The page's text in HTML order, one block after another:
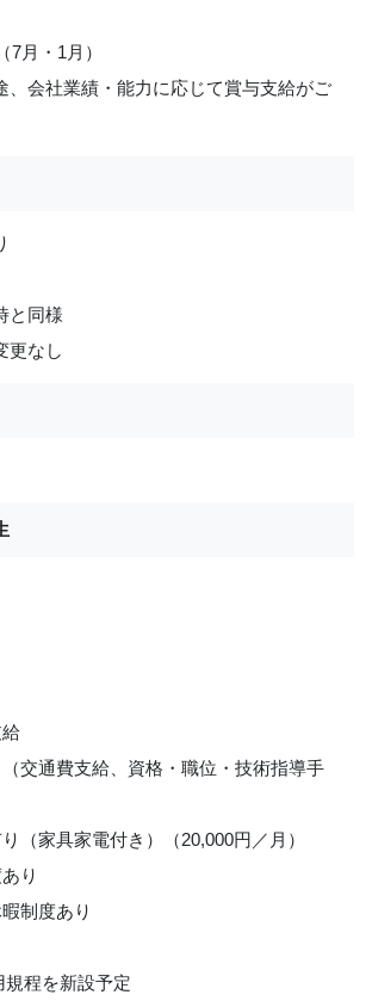
7月・1月）
会社業績・能力に応じて賞与支給がご
と同様
更なし
交通費支給、資格・職位・技術指導手
（家具家電付き）（20,000円／月）
り
制度あり
程を新設予定